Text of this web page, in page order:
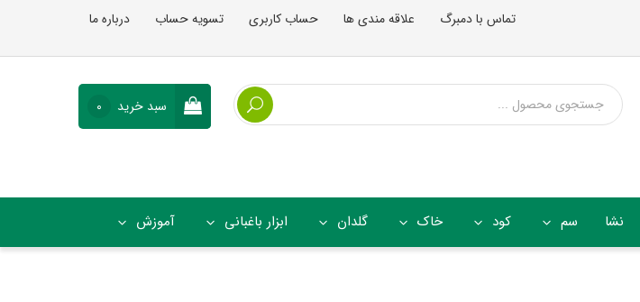
تماس با دمبرگ علاقه مندی ها حساب کاربری تسویه حساب درباره ما
سبد خرید 0
نشا سم کود خاک گلدان ابزار باغبانی آموزش